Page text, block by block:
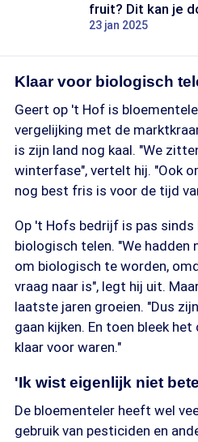
fruit? Dit kan je
23 jan 2025
Klaar voor biologisch
Geert op 't Hof is
vergelijking met de
is zijn land nog kaal. "We
winterfase", vertelt hij. "Ook
nog best fris is voor de tijd
Op 't Hofs bedrijf is pas
biologisch telen. "We hadden
om biologisch te worden,
vraag naar is", legt hij uit.
laatste jaren groeien. "Dus
gaan kijken. En toen bleek
klaar voor waren."
'Ik wist eigenlijk niet
De bloementeler heeft wel
gebruik van pesticiden en